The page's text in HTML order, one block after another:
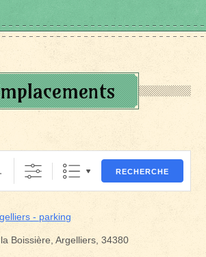
RECHERCHE
- parking
Boissière, Argelliers, 34380